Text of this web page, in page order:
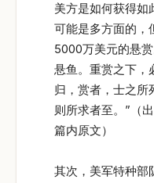
美方是如何获得如
可能是多方面的，
5000万美元的悬
悬鱼。重赏之下，
归，赏者，士之所
则所求者至。”（
篇内原文）
其次，美军特种部